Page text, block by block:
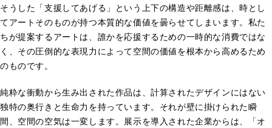
そうした「支援してあげる」という上下の構造や距離感は、時とし
てアートそのものが持つ本質的な価値を曇らせてしまいます。私た
ちが提案するアートは、誰かを応援するための一時的な消費ではな
く、その圧倒的な表現力によって空間の価値を根本から高めるため
のものです。
純粋な衝動から生み出された作品は、計算されたデザインにはない
独特の奥行きと生命力を持っています。それが壁に掛けられた瞬
間、空間の空気は一変します。展示を導入された企業からは、「オ